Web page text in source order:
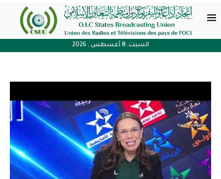
السبت, 8 أغسطس , 2026